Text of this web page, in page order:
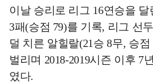
이날 승리로 리그 16연승을
3패(승점 79)를 기록, 리그 선
덜 치른 알힐랄(21승 8무, 승
벌리며 2018-2019시즌 이후 7
였다.